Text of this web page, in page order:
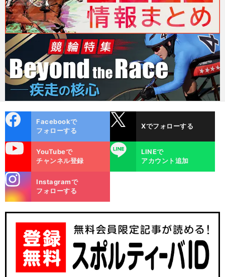
ok
Facebookで
フォローする
Xでフォローする
YouTubeで
チャンネル登録
LINE
LINEで
アカウント追加
m
Instagramで
フォローする